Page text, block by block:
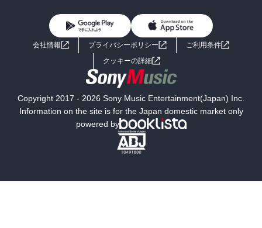
ライトノベル 男子向けラノベ
小説
海外小説
ミステリー SF
文学
よくあるご質問 お問い合わせ
会社情報 プライバシーポリシー
ご利用条件
クッキーの詳細
Copyright 2017 - 2026 Sony Music Entertainment(Japan) Inc.
Information on the site is for the Japan domestic market only
powered by